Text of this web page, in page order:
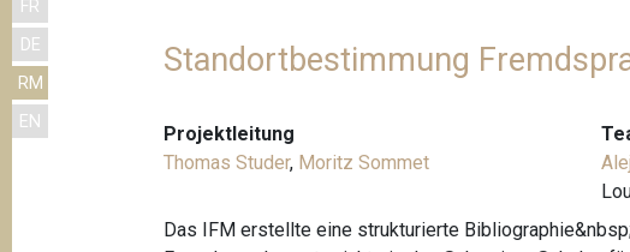
FR
DE
RM
EN
Standortbestimmung
Projektleitung
Thomas Studer, Moritz Sommet
Das IFM erstellte eine strukturierte